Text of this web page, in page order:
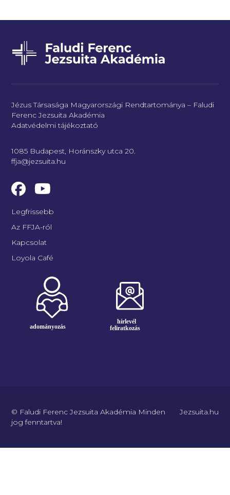
Jézus Társasága Magyarországi Rendtartománya – Faludi
Ferenc Jezsuita Akadémia
Adatvédelmi tájékoztató
1085 Budapest, Horánszky utca 20.
ffja@jezsuita.hu
Legfrissebb
Az FFJA-ról
Kapcsolat
Loyola Café
© Faludi Ferenc Jezsuita Akadémia Minden
jog fenntartva!
Jezsuita.hu